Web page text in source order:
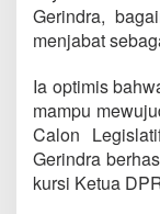
Gerindra,
menjabat
Ia optimis
mampu
Calon
Gerindra
kursi Ketua